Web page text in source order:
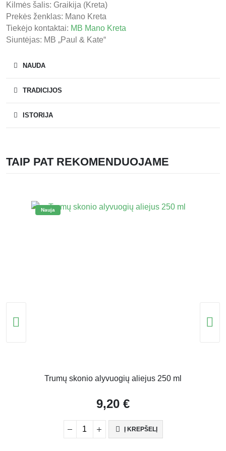
Kilmės šalis: Graikija (Kreta)
Prekės ženklas: Mano Kreta
Tiekėjo kontaktai: MB Mano Kreta
Siuntėjas: MB „Paul & Kate“
NAUDA
TRADICIJOS
ISTORIJA
TAIP PAT REKOMENDUOJAME
Nauja
Trumų skonio alyvuogių aliejus 250 ml
9,20 €
Į KREPŠELĮ